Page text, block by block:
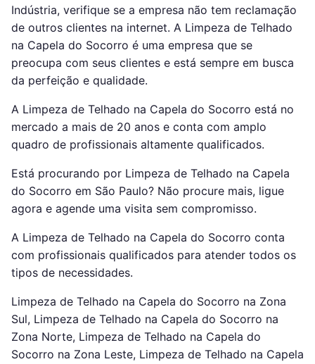
Indústria, verifique se a empresa não tem reclamação
de outros clientes na internet. A Limpeza de Telhado
na Capela do Socorro é uma empresa que se
preocupa com seus clientes e está sempre em busca
da perfeição e qualidade.
A Limpeza de Telhado na Capela do Socorro está no
mercado a mais de 20 anos e conta com amplo
quadro de profissionais altamente qualificados.
Está procurando por Limpeza de Telhado na Capela
do Socorro em São Paulo? Não procure mais, ligue
agora e agende uma visita sem compromisso.
A Limpeza de Telhado na Capela do Socorro conta
com profissionais qualificados para atender todos os
tipos de necessidades.
Limpeza de Telhado na Capela do Socorro na Zona
Sul, Limpeza de Telhado na Capela do Socorro na
Zona Norte, Limpeza de Telhado na Capela do
Socorro na Zona Leste, Limpeza de Telhado na Capela